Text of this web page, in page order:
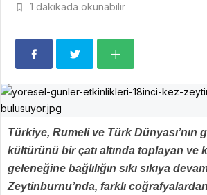
1 dakikada okunabilir
Türkiye, Rumeli ve Türk Dünyası’nın
kültürünü bir çatı altında toplayan ve
geleneğine bağlılığın sıkı sıkıya
Zeytinburnu’nda, farklı